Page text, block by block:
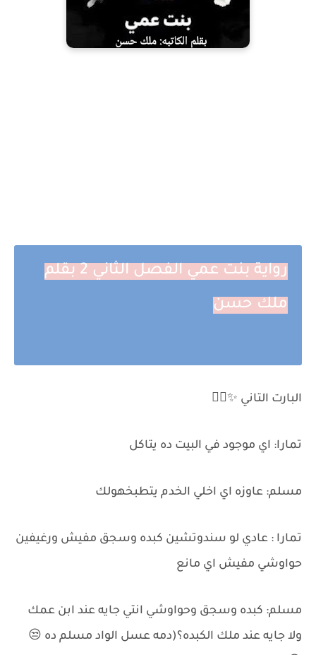
رواية بنت عمي الفصل الثاني 2 بقلم
ملك حسن
البارت التاني ✨✌🏻
تمارا: اي موجود في البيت ده يتاكل
مسلم: عاوزه اي اخلي الخدم يتطبخهولك
تمارا : عادي لو سندوتشين كبده وسجق مفيش ورغيفين
حواوشي مفيش اي مانع
مسلم: كبده وسجق وحواوشي انتي جايه عند ابن عمك
ولا جايه عند ملك الكبده؟(دمه عسل الواد مسلم ده 😒